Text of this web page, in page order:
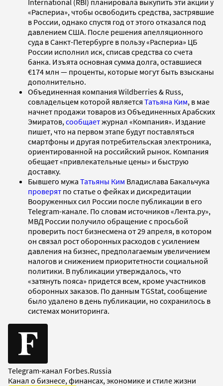
«Распериа», чтобы освободить средства, застрявшие
в России, однако спустя год от этого отказался под
давлением США. После решения апелляционного
суда в Санкт-Петербурге в пользу «Распериа» ЦБ
России исполнил иск, списав средства со счета
банка. Изъята основная сумма долга, оставшиеся
€174 млн — проценты, которые могут быть взысканы
дополнительно.
Объединенная компания Wildberries & Russ,
совладельцем которой является Татьяна Ким, в мае
начнет продажи товаров из Объединенных Арабских
Эмиратов, сообщаетжурнал «Компания». Издание
пишет, что на первом этапе будут поставляться
смартфоны и другая потребительская электроника,
ориентированной на российский рынок. Компания
обещает «привлекательные цены» и быструю
доставку.
Бывшего мужа Татьяны Ким Владислава Бакальчука
проверят по статье о фейках и дискредитации
Вооруженных сил России после публикации в его
Telegram-канале. По словам источников «Лента.ру»,
МВД России получило обращение с просьбой
проверить пост бизнесмена от 29 апреля, в котором
он связал рост оборонных расходов с усилением
давления на бизнес, предполагаемым увеличением
налогов и снижением приоритетности социальной
политики. В публикации утверждалось, что
«затянуть пояса» придется всем, кроме участников
оборонных заказов. По данным TGStat, сообщение
было удалено в день публикации, но сохранилось в
системах мониторинга.
Telegram-канал Forbes.Russia
Канал о бизнесе, финансах, экономике и стиле жизни